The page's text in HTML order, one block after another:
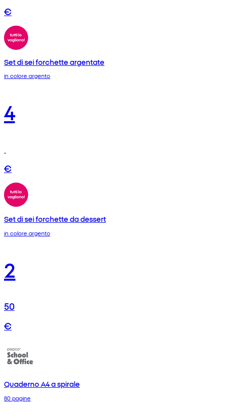
€
Set di sei forchette argentate
in colore argento
4
€
Set di sei forchette da dessert
in colore argento
2
50
€
Quaderno A4 a spirale
80 pagine